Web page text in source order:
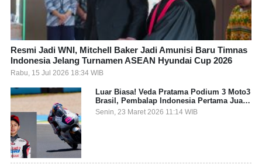
Resmi Jadi WNI, Mitchell Baker Jadi Amunisi Baru Timnas
Indonesia Jelang Turnamen ASEAN Hyundai Cup 2026
Rabu, 15 Jul 2026 18:34 WIB
Luar Biasa! Veda Pratama Podium 3 Moto3
Brasil, Pembalap Indonesia Pertama Juara
Grand Prix
Senin, 23 Maret 2026 11:14 WIB